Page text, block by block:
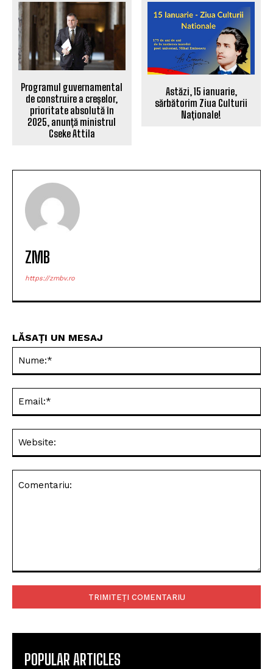
Programul guvernamental
de construire a creșelor,
prioritate absolută în
2025, anunță ministrul
Cseke Attila
Astăzi, 15 ianuarie,
sărbătorim Ziua Culturii
Naționale!
ZMB
https://zmbv.ro
LĂSAȚI UN MESAJ
POPULAR ARTICLES